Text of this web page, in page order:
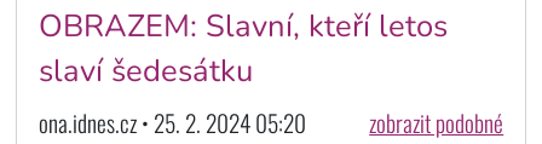
OBRAZEM: Slavní, kteří letos
slaví šedesátku
ona.idnes.cz • 25. 2. 2024 05:20 zobrazit podobné